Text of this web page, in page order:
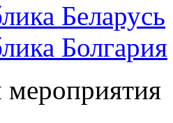
Беларусь
Болгария